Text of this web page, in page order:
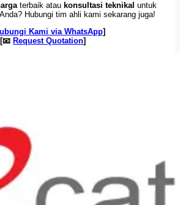
terbaik atau konsultasi teknikal untuk
Hubungi tim ahli kami sekarang juga!
Kami via WhatsApp]
[📧 Request Quotation]